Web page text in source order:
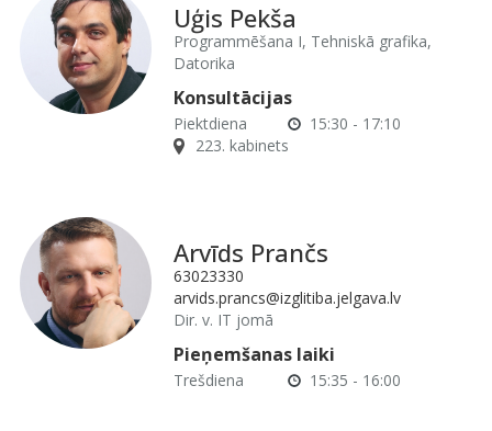
Uģis Pekša
Programmēšana I, Tehniskā grafika,
Datorika
Konsultācijas
Piektdiena
15:30 - 17:10
223. kabinets
Arvīds Prančs
63023330
arvids.prancs@izglitiba.jelgava.lv
Dir. v. IT jomā
Pieņemšanas laiki
Trešdiena 15:35 - 16:00